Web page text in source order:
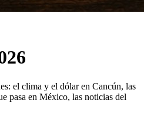
el clima y el dólar en Cancún, las
pasa en México, las noticias del